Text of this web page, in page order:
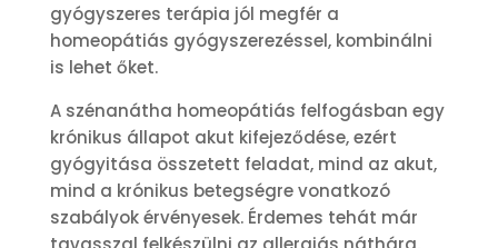
gyógyszeres terápia jól megfér a
homeopátiás gyógyszerezéssel, kombinálni
is lehet őket.
A szénanátha homeopátiás felfogásban egy
krónikus állapot akut kifejeződése, ezért
gyógyitása összetett feladat, mind az akut,
mind a krónikus betegségre vonatkozó
szabályok érvényesek. Érdemes tehát már